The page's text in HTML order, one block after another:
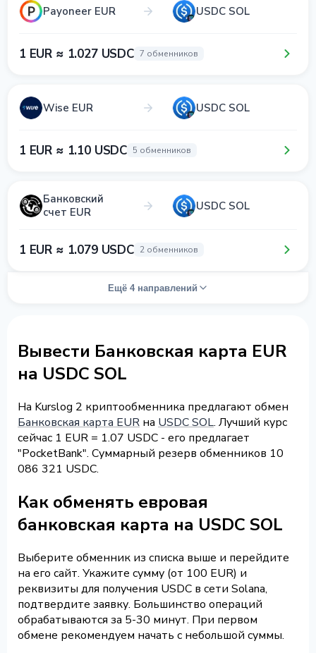
Payoneer EUR USDC SOL
1 EUR ≈ 1.027 USDC 7 обменников
Wise EUR USDC SOL
1 EUR ≈ 1.10 USDC 5 обменников
Банковский
счет EUR
USDC SOL
1 EUR ≈ 1.079 USDC 2 обменников
Ещё 4 направлений
Вывести Банковская карта EUR
на USDC SOL
На Kurslog 2 криптообменника предлагают обмен
Банковская карта EUR на USDC SOL. Лучший курс
сейчас 1 EUR = 1.07 USDC - его предлагает
"PocketBank". Суммарный резерв обменников 10
086 321 USDC.
Как обменять евровая
банковская карта на USDC SOL
Выберите обменник из списка выше и перейдите
на его сайт. Укажите сумму (от 100 EUR) и
реквизиты для получения USDC в сети Solana,
подтвердите заявку. Большинство операций
обрабатываются за 5-30 минут. При первом
обмене рекомендуем начать с небольшой суммы.